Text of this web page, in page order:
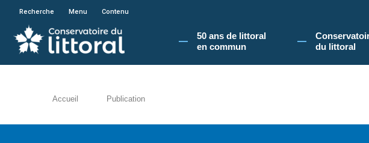
En poursuivant votre navigation sur le site du Conservatoire du littoral,
Recherche Menu Contenu
50 ans de littoral
en commun​
du littoral
Accueil Publication